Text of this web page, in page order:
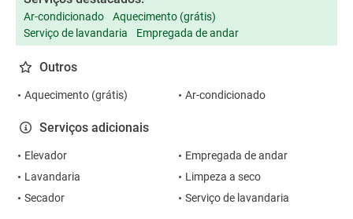
Ar-condicionado
Aquecimento (grátis)
Serviço de lavandaria
Empregada de andar
Outros
Aquecimento (grátis) Ar-condicionado
Serviços adicionais
Elevador
Empregada de andar
Lavandaria
Limpeza a seco
Secador
Serviço de lavandaria